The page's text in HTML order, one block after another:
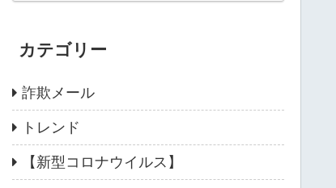
カテゴリー
詐欺メール
トレンド
【新型コロナウイルス】